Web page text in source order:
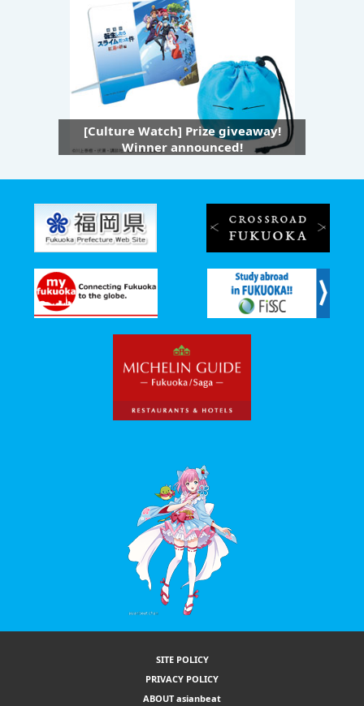
[Culture Watch] Prize giveaway!
Winner announced!
SITE POLICY
PRIVACY POLICY
ABOUT asianbeat